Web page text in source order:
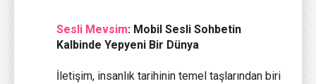
Sesli Mevsim: Mobil Sesli Sohbetin
Kalbinde Yepyeni Bir Dünya
İletişim, insanlık tarihinin temel taşlarından biri